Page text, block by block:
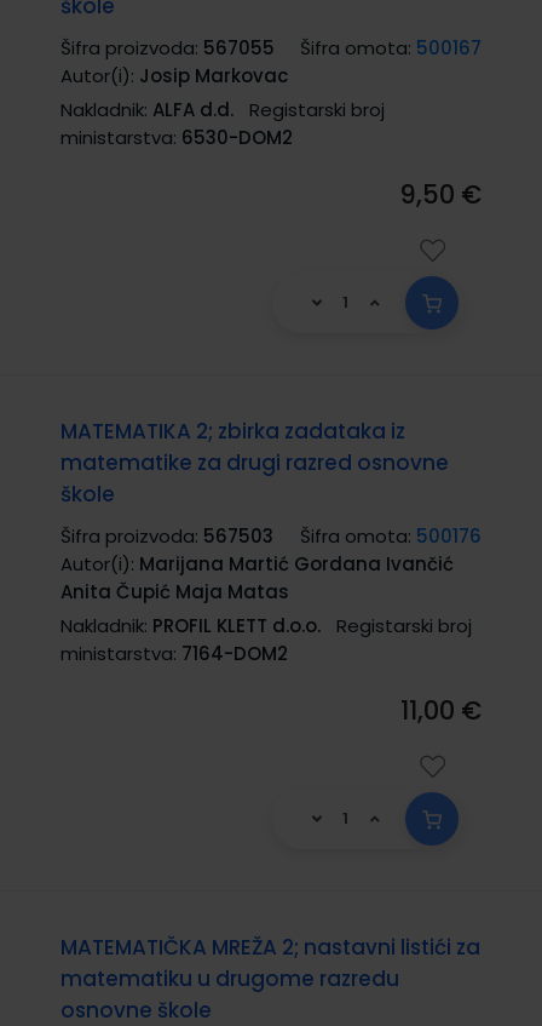
škole
Šifra proizvoda: 567055 Šifra omota: 500167
Autor(i): Josip Markovac
Nakladnik: ALFA d.d.
Registarski broj
ministarstva: 6530-DOM2
9,50 €
MATEMATIKA 2; zbirka zadataka iz
matematike za drugi razred osnovne
škole
Šifra proizvoda: 567503 Šifra omota: 500176
Autor(i): Marijana Martić Gordana Ivančić
Anita Čupić Maja Matas
Nakladnik: PROFIL KLETT d.o.o.
Registarski broj
ministarstva: 7164-DOM2
11,00 €
MATEMATIČKA MREŽA 2; nastavni listići za
matematiku u drugome razredu
osnovne škole